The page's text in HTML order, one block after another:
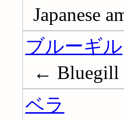
Japanese
ブルーギル
← Bluegill
ベラ